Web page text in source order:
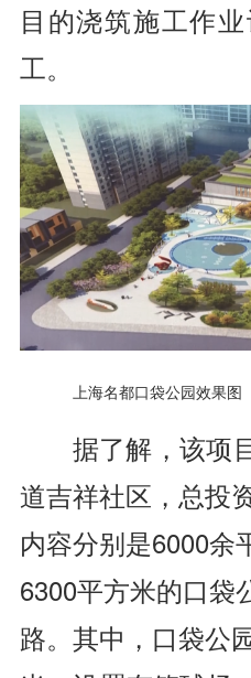
目的浇筑施工作
工。
上海名都口袋公园效果图
据了解，该项
道吉祥社区，总投
内容分别是6000余
6300平方米的口袋
路。其中，口袋公